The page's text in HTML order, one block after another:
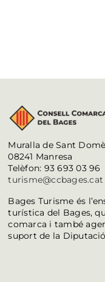
Muralla de Sant
08241 Manresa
Telèfon: 93 693 03 96
turisme@ccbages.cat
Bages Turisme és
turística del Bages,
comarca i també
suport de la